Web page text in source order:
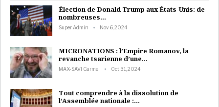
Élection de Donald Trump aux États-Unis: de
nombreuses…
Super Admin Nov 6, 2024
MICRONATIONS : l’Empire Romanov, la
revanche tsarienne d’une…
MAX-SAVI Carmel Oct 31, 2024
Tout comprendre à la dissolution de
l’Assemblée nationale :…